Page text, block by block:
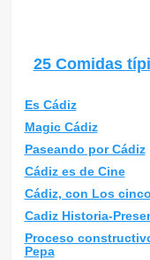
25 Comidas
Es Cádiz
Magic Cádiz
Paseando por Cádiz
Cádiz es de Cine
Cádiz, con Los
Cadiz Historia-
Proceso
Pepa